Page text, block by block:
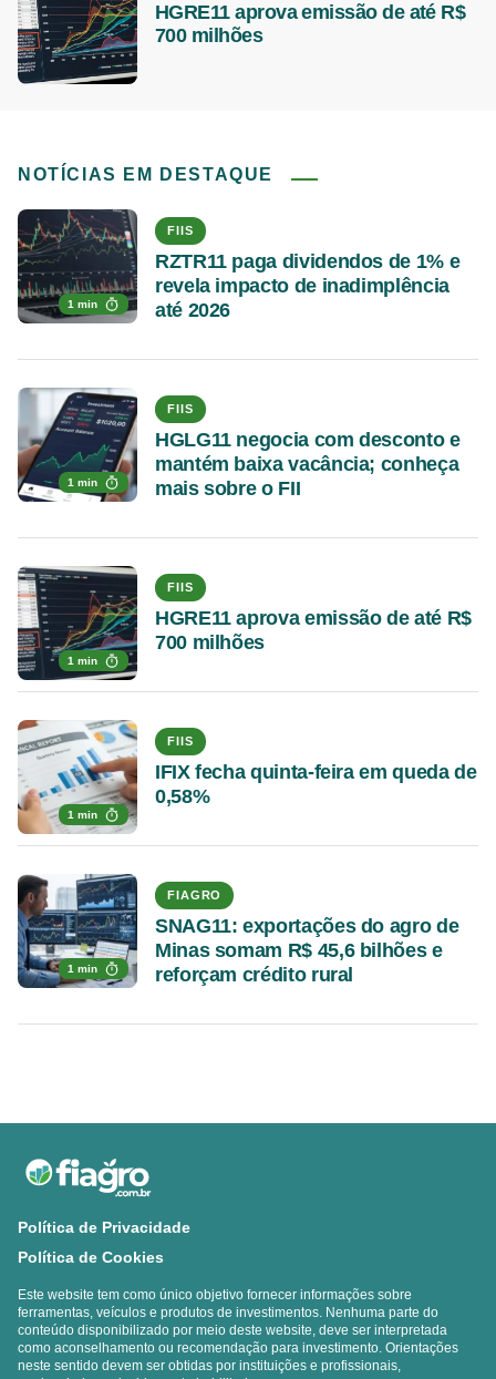
HGRE11 aprova emissão de até R$
700 milhões
NOTÍCIAS EM DESTAQUE
1 min
FIIS
RZTR11 paga dividendos de 1% e
revela impacto de inadimplência
até 2026
1 min
FIIS
HGLG11 negocia com desconto e
mantém baixa vacância; conheça
mais sobre o FII
1 min
FIIS
HGRE11 aprova emissão de até R$
700 milhões
1 min
FIIS
IFIX fecha quinta-feira em queda de
0,58%
1 min
FIAGRO
SNAG11: exportações do agro de
Minas somam R$ 45,6 bilhões e
reforçam crédito rural
Política de Privacidade
Política de Cookies
Este website tem como único objetivo fornecer informações sobre
ferramentas, veículos e produtos de investimentos. Nenhuma parte do
conteúdo disponibilizado por meio deste website, deve ser interpretada
como aconselhamento ou recomendação para investimento. Orientações
neste sentido devem ser obtidas por instituições e profissionais,